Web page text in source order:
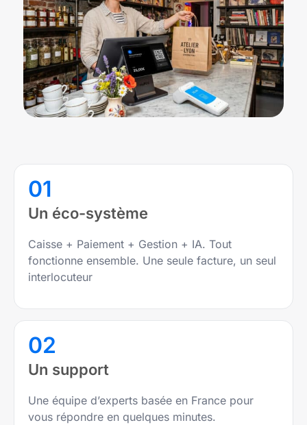
01
Un éco-système
Caisse + Paiement + Gestion + IA. Tout
fonctionne ensemble. Une seule facture, un seul
interlocuteur
02
Un support
Une équipe d’experts basée en France pour
vous répondre en quelques minutes.